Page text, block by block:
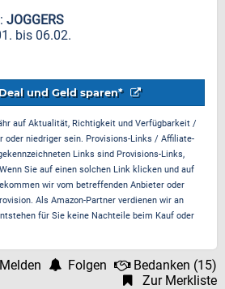
JOGGERS
bis 06.02.
und Geld sparen*
auf Aktualität, Richtigkeit und Verfügbarkeit /
oder niedriger sein. Provisions-Links / Affiliate-
Links sind Provisions-Links,
Sie auf einen solchen Link klicken und auf
wir vom betreffenden Anbieter oder
Als Amazon-Partner verdienen wir an
für Sie keine Nachteile beim Kauf oder
Melden Folgen Bedanken (15)
Zur Merkliste